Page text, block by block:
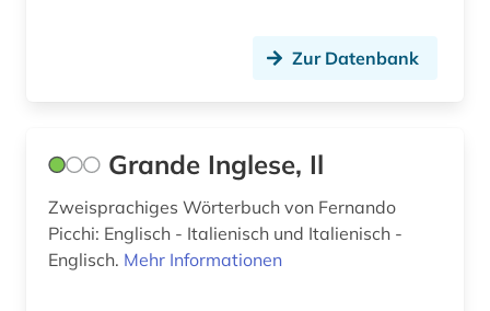
Zur Datenbank
Grande Inglese, Il
Zweisprachiges Wörterbuch von Fernando
Picchi: Englisch - Italienisch und Italienisch -
Englisch. Mehr Informationen